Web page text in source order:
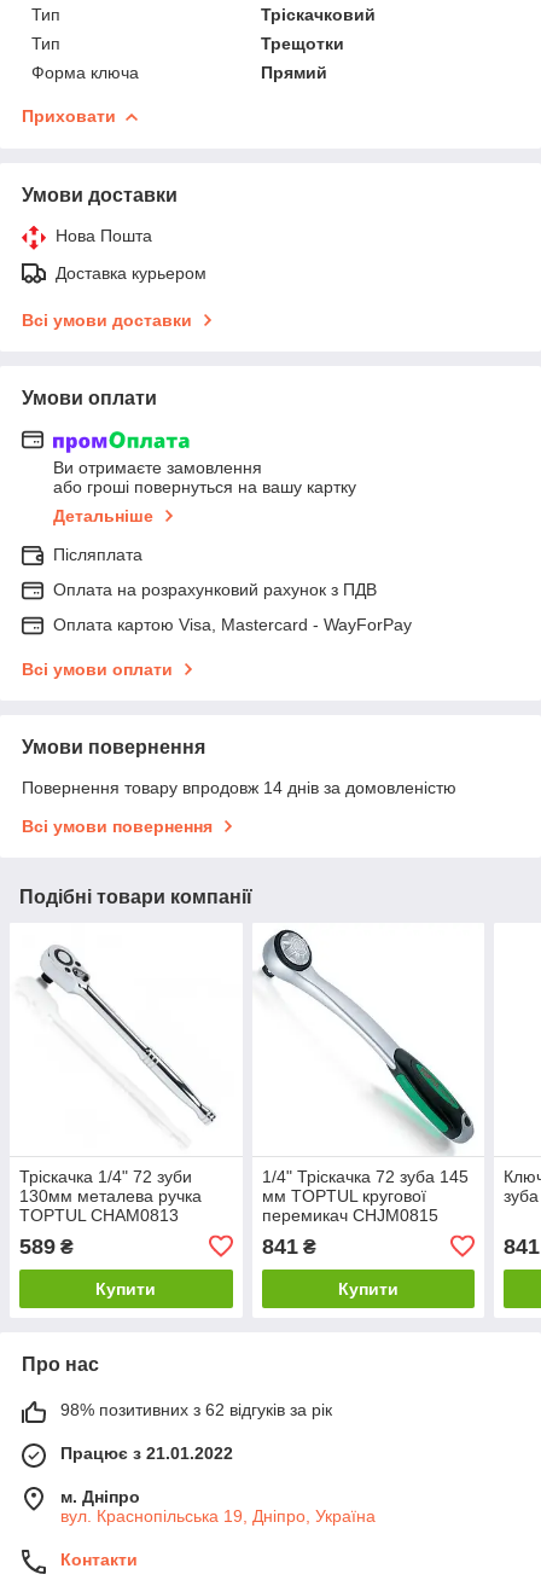
Тип
Тріскачковий
Тип
Трещотки
Форма ключа
Прямий
Приховати
Умови доставки
Нова Пошта
Доставка курьером
Всі умови доставки
Умови оплати
Ви отримаєте замовлення
або гроші повернуться на вашу картку
Детальніше
Післяплата
Оплата на розрахунковий рахунок з ПДВ
Оплата картою Visa, Mastercard - WayForPay
Всі умови оплати
Умови повернення
Повернення товару впродовж 14 днів за домовленістю
Всі умови повернення
Подібні товари компанії
Тріскачка 1/4" 72 зуби
130мм металева ручка
TOPTUL CHAM0813
589 ₴
Купити
1/4" Тріскачка 72 зуба 145
мм TOPTUL кругової
перемикач CHJM0815
841₴
Купити
841
Про нас
98% позитивних з 62 відгуків за рік
Працює з 21.01.2022
м. Дніпро
вул. Краснопільська 19, Дніпро, Україна
Контакти